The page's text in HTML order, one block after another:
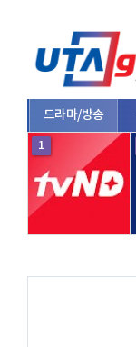
드라마/방송
1